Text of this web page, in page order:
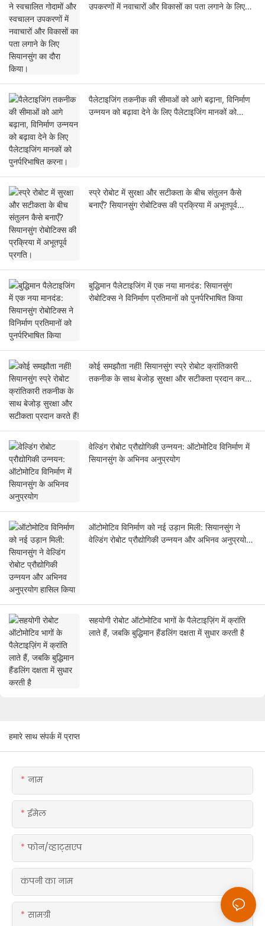
उपकरणों में नवाचारों और विकासों का पता लगाने के लिए
पैलेटाइजिंग तकनीक की सीमाओं को आगे बढ़ाना, विनिर्माण
उन्नयन को बढ़ावा देने के लिए पैलेटाइजिंग मानकों को
स्प्रे रोबोट में सुरक्षा और सटीकता के बीच संतुलन कैसे
बनाएँ? सियानसुंग रोबोटिक्स की प्रक्रिया में अभूतपूर्व
बुद्धिमान पैलेटाइजिंग में एक नया मानदंड: सियानसुंग
रोबोटिक्स ने विनिर्माण प्रतिमानों को पुनर्परिभाषित किया
कोई समझौता नहीं! सियानसुंग स्प्रे रोबोट क्रांतिकारी
तकनीक के साथ बेजोड़ सुरक्षा और सटीकता प्रदान करते
वेल्डिंग रोबोट प्रौद्योगिकी उन्नयन: ऑटोमोटिव विनिर्माण में
सियानसुंग के अभिनव अनुप्रयोग
ऑटोमोटिव विनिर्माण को नई उड़ान मिली: सियानसुंग ने
वेल्डिंग रोबोट प्रौद्योगिकी उन्नयन और अभिनव अनुप्रयोग
सहयोगी रोबोट ऑटोमोटिव भागों के पैलेटाइज़िंग में क्रांति
लाते हैं, जबकि बुद्धिमान हैंडलिंग दक्षता में सुधार करती है
हमारे साथ संपर्क में प्राप्त
नाम
ईमेल
फोन/व्हाट्सएप
कंपनी का नाम
सामग्री